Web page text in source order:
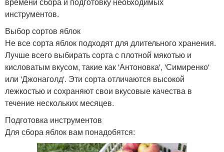
инструментов.
Выбор сортов яблок
Не все сорта яблок подходят для длительного хранения.
Лучше всего выбирать сорта с плотной мякотью и
кисловатым вкусом, такие как 'Антоновка', 'Симиренко'
или 'Джонаголд'. Эти сорта отличаются высокой
лежкостью и сохраняют свои вкусовые качества в
течение нескольких месяцев.
Подготовка инструментов
Для сбора яблок вам понадобятся: